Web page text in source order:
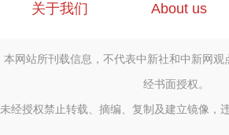
关于我们 About us
本网站所刊载信息，不代表中新社和中新网观
经书面授权。
未经授权禁止转载、摘编、复制及建立镜像，